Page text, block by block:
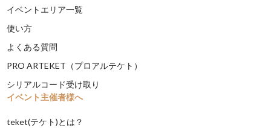
イベントエリア一覧
使い方
よくある質問
PRO ARTEKET（プロアルテケト）
シリアルコード受け取り
イベント主催者様へ
teket(テケト)とは？